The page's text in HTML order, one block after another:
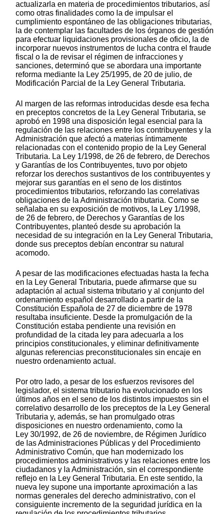
actualizarla en materia de procedimientos tributarios, así
como otras finalidades como la de impulsar el
cumplimiento espontáneo de las obligaciones tributarias,
la de contemplar las facultades de los órganos de gestión
para efectuar liquidaciones provisionales de oficio, la de
incorporar nuevos instrumentos de lucha contra el fraude
fiscal o la de revisar el régimen de infracciones y
sanciones, determinó que se abordara una importante
reforma mediante la Ley 25/1995, de 20 de julio, de
Modificación Parcial de la Ley General Tributaria.
Al margen de las reformas introducidas desde esa fecha
en preceptos concretos de la Ley General Tributaria, se
aprobó en 1998 una disposición legal esencial para la
regulación de las relaciones entre los contribuyentes y la
Administración que afectó a materias íntimamente
relacionadas con el contenido propio de la Ley General
Tributaria. La Ley 1/1998, de 26 de febrero, de Derechos
y Garantías de los Contribuyentes, tuvo por objeto
reforzar los derechos sustantivos de los contribuyentes y
mejorar sus garantías en el seno de los distintos
procedimientos tributarios, reforzando las correlativas
obligaciones de la Administración tributaria. Como se
señalaba en su exposición de motivos, la Ley 1/1998,
de 26 de febrero, de Derechos y Garantías de los
Contribuyentes, planteó desde su aprobación la
necesidad de su integración en la Ley General Tributaria,
donde sus preceptos debían encontrar su natural
acomodo.
A pesar de las modificaciones efectuadas hasta la fecha
en la Ley General Tributaria, puede afirmarse que su
adaptación al actual sistema tributario y al conjunto del
ordenamiento español desarrollado a partir de la
Constitución Española de 27 de diciembre de 1978
resultaba insuficiente. Desde la promulgación de la
Constitución estaba pendiente una revisión en
profundidad de la citada ley para adecuarla a los
principios constitucionales, y eliminar definitivamente
algunas referencias preconstitucionales sin encaje en
nuestro ordenamiento actual.
Por otro lado, a pesar de los esfuerzos revisores del
legislador, el sistema tributario ha evolucionado en los
últimos años en el seno de los distintos impuestos sin el
correlativo desarrollo de los preceptos de la Ley General
Tributaria y, además, se han promulgado otras
disposiciones en nuestro ordenamiento, como la
Ley 30/1992, de 26 de noviembre, de Régimen Jurídico
de las Administraciones Públicas y del Procedimiento
Administrativo Común, que han modernizado los
procedimientos administrativos y las relaciones entre los
ciudadanos y la Administración, sin el correspondiente
reflejo en la Ley General Tributaria. En este sentido, la
nueva ley supone una importante aproximación a las
normas generales del derecho administrativo, con el
consiguiente incremento de la seguridad jurídica en la